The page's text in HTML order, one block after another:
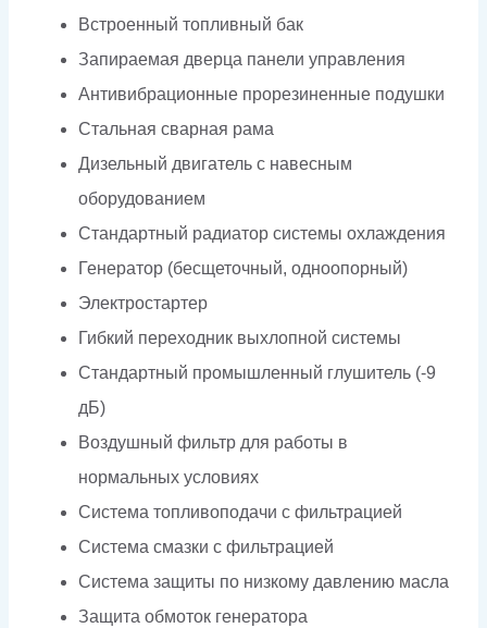
Встроенный топливный бак
Запираемая дверца панели управления
Антивибрационные прорезиненные подушки
Стальная сварная рама
Дизельный двигатель с навесным
оборудованием
Стандартный радиатор системы охлаждения
Генератор (бесщеточный, одноопорный)
Электростартер
Гибкий переходник выхлопной системы
Стандартный промышленный глушитель (-9
дБ)
Воздушный фильтр для работы в
нормальных условиях
Система топливоподачи с фильтрацией
Система смазки с фильтрацией
Система защиты по низкому давлению масла
Защита обмоток генератора